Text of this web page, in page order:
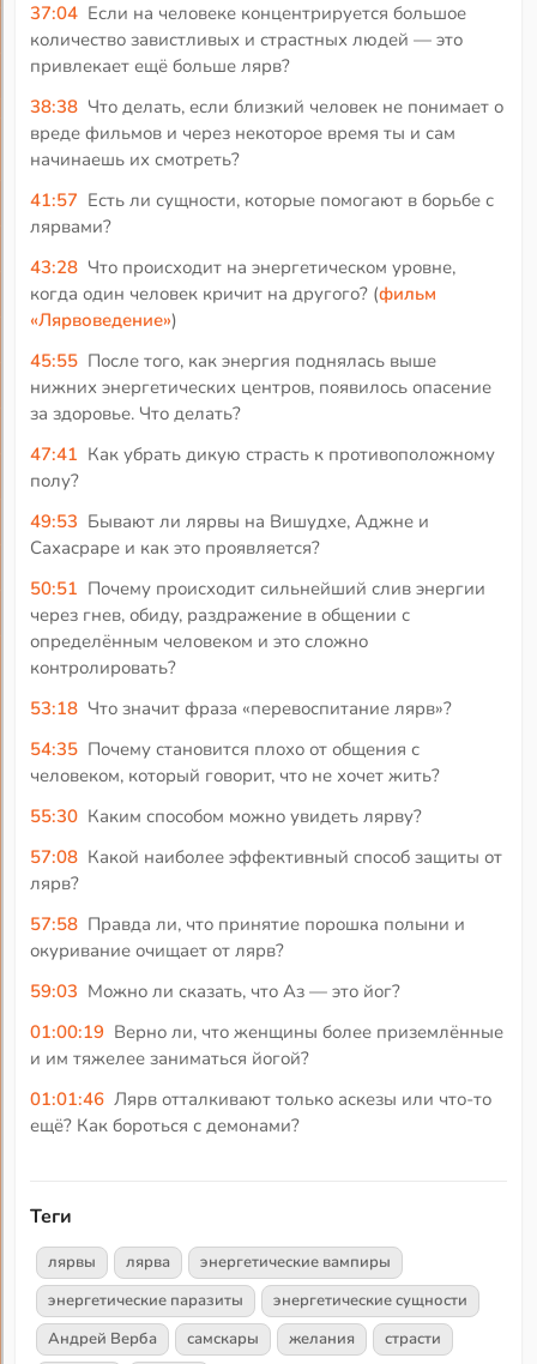
37:04 Если на человеке концентрируется большое
количество завистливых и страстных людей — это
привлекает ещё больше лярв?
38:38 Что делать, если близкий человек не понимает о
вреде фильмов и через некоторое время ты и сам
начинаешь их смотреть?
41:57 Есть ли сущности, которые помогают в борьбе с
лярвами?
43:28 Что происходит на энергетическом уровне,
когда один человек кричит на другого? (фильм
«Лярвоведение»)
45:55 После того, как энергия поднялась выше
нижних энергетических центров, появилось опасение
за здоровье. Что делать?
47:41 Как убрать дикую страсть к противоположному
полу?
49:53 Бывают ли лярвы на Вишудхе, Аджне и
Сахасраре и как это проявляется?
50:51 Почему происходит сильнейший слив энергии
через гнев, обиду, раздражение в общении с
определённым человеком и это сложно
контролировать?
53:18 Что значит фраза «перевоспитание лярв»?
54:35 Почему становится плохо от общения с
человеком, который говорит, что не хочет жить?
55:30 Каким способом можно увидеть лярву?
57:08 Какой наиболее эффективный способ защиты от
лярв?
57:58 Правда ли, что принятие порошка полыни и
окуривание очищает от лярв?
59:03 Можно ли сказать, что Аз — это йог?
01:00:19 Верно ли, что женщины более приземлённые
и им тяжелее заниматься йогой?
01:01:46 Лярв отталкивают только аскезы или что-то
ещё? Как бороться с демонами?
Теги
лярвы лярва
энергетические вампиры
энергетические паразиты
энергетические сущности
Андрей Верба
самскары желания страсти